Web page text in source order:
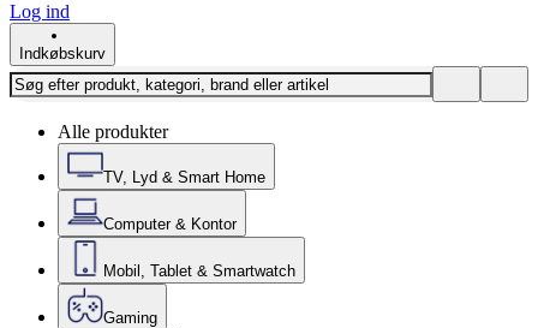
Log ind
Indkøbskurv
Alle produkter
TV, Lyd & Smart Home
Computer & Kontor
Mobil, Tablet & Smartwatch
Gaming